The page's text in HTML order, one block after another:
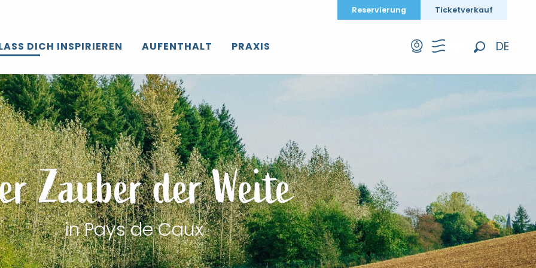
DE
Reservierung Ticketverkauf
DICH INSPIRIEREN AUFENTHALT PRAXIS
Zauber der Weite
in Pays de Caux